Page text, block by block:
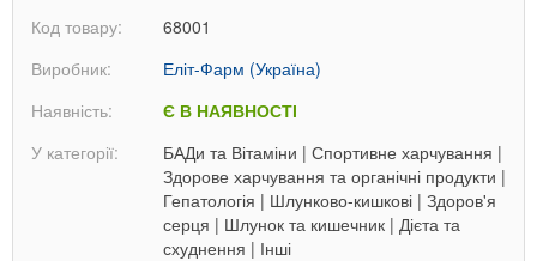
Код товару:
68001
Виробник:
Еліт-Фарм (Україна)
Наявність:
Є В НАЯВНОСТІ
У категорії:
БАДи та Вітаміни | Спортивне харчування |
Здорове харчування та органічні продукти |
Гепатологія | Шлунково-кишкові | Здоров'я
серця | Шлунок та кишечник | Дієта та
схуднення | Інші